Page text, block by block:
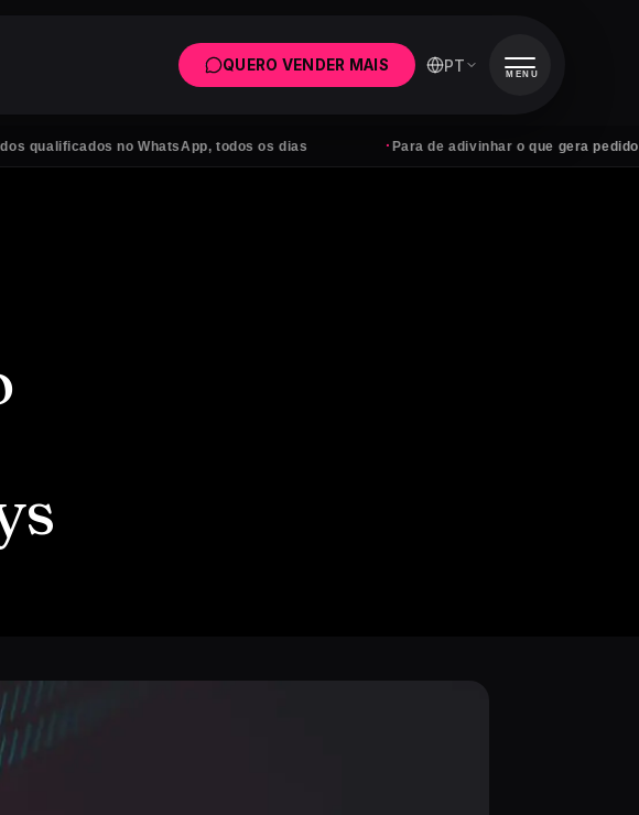
no WhatsApp, todos os dias Para de adivinhar o que gera pedidos
QUERO VENDER MAIS PT MENU